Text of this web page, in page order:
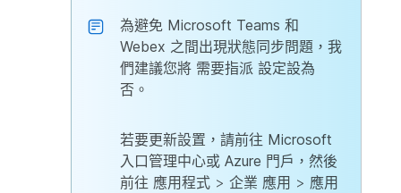
為避免 Microsoft Teams 和
Webex 之間出現狀態同步問題，我
們建議您將 需要指派 設定設為
否 。
若要更新設置，請前往 Microsoft
入口管理中心或 Azure 門戶，然後
前往 應用程式 > 企業 應用 > 應用